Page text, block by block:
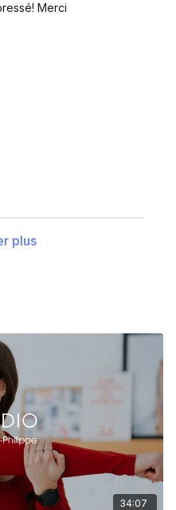
Merci
plus
34:07